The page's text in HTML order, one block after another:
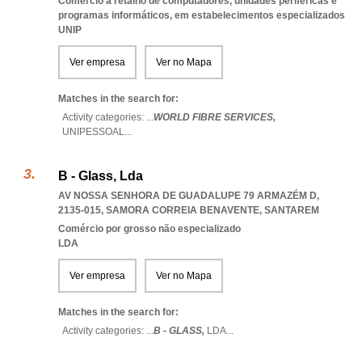
programas informáticos, em estabelecimentos especializados
UNIP
Ver empresa Ver no Mapa
Matches in the search for:
Activity categories: ...WORLD FIBRE SERVICES,
UNIPESSOAL...
B - Glass, Lda
AV NOSSA SENHORA DE GUADALUPE 79 ARMAZÉM D,
2135-015, SAMORA CORREIA BENAVENTE, SANTAREM
Comércio por grosso não especializado
LDA
Ver empresa Ver no Mapa
Matches in the search for:
Activity categories: ...B - GLASS, LDA...